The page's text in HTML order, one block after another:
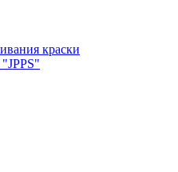
краски